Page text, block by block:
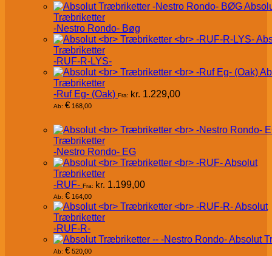
Træbriketter
-Nestro Rondo- Bøg
Træbriketter
-RUF-R-LYS-
Træbriketter
-Ruf Eg- (Oak) Fra: kr. 1.229,00
Ab: € 168,00
Træbriketter
-Nestro Rondo- EG
Absolut
Træbriketter
-RUF- Fra: kr. 1.199,00
Ab: € 164,00
Absolut
Træbriketter
-RUF-R-
Absolut
Ab: € 520,00